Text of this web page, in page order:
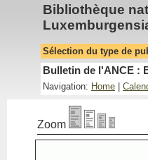
Bibliothèque
Sélection du type de
Bulletin de l'ANCE :
Navigation: Home
Zoom